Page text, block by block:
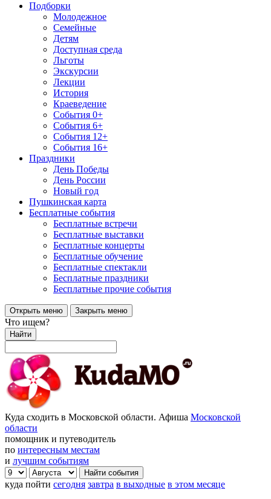
Подборки
Молодежное
Семейные
Детям
Доступная среда
Льготы
Экскурсии
Лекции
История
Краеведение
События 0+
События 6+
События 12+
События 16+
Праздники
День Победы
День России
Новый год
Пушкинская карта
Бесплатные события
Бесплатные встречи
Бесплатные выставки
Бесплатные концерты
Бесплатные обучение
Бесплатные спектакли
Бесплатные праздники
Бесплатные прочие события
Открыть меню Закрыть меню
Что ищем?
Найти
Куда сходить в Московской области. Афиша Московской
области
помощник и путеводитель
по интересным местам
и лучшим событиям
куда пойти сегодня завтра в выходные в этом месяце